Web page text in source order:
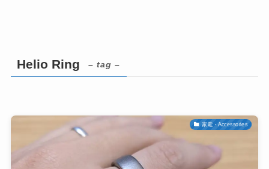
Helio Ring – tag –
家電・Accessories